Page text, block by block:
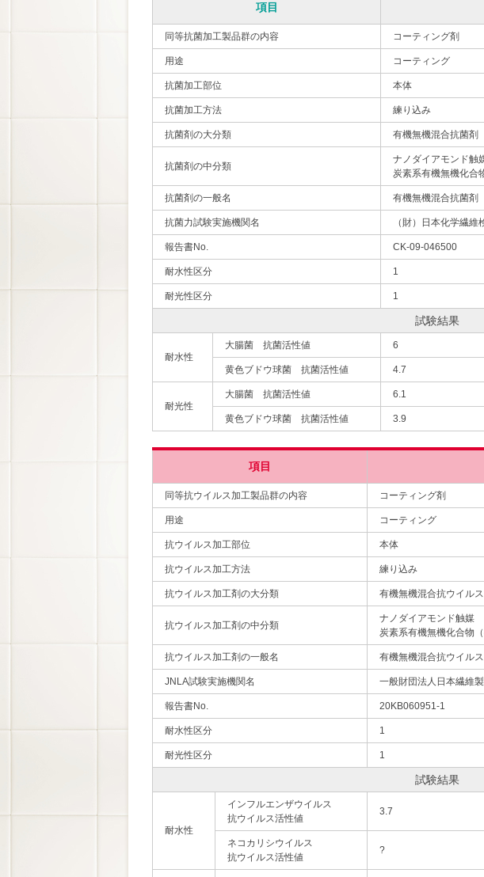
項目
同等抗菌加工製品群の内容 コーティング剤
用途 コーティング
抗菌加工部位 本体
抗菌加工方法 練り込み
抗菌剤の大分類 有機無機混合抗菌剤
抗菌剤の中分類
ナノダイアモンド触
炭素系有機無機化合
抗菌剤の一般名 有機無機混合抗菌剤
抗菌力試験実施機関名 （財）日本化学繊
報告書No. CK-09-046500
耐水性区分 1
耐光性区分 1
試験結果
耐水性
大腸菌 抗菌活性値 6
黄色ブドウ球菌 抗菌活性値 4.7
耐光性
大腸菌 抗菌活性値 6.1
黄色ブドウ球菌 抗菌活性値 3.9
項目
同等抗ウイルス加工製品群の内容 コーティング剤
用途 コーティング
抗ウイルス加工部位 本体
抗ウイルス加工方法 練り込み
抗ウイルス加工剤の大分類 有機無機混合抗ウイル
抗ウイルス加工剤の中分類
ナノダイアモンド触媒
炭素系有機無機化合物
抗ウイルス加工剤の一般名 有機無機混合抗ウイル
JNLA試験実施機関名 一般財団法人日本繊維
報告書No. 20KB060951-1
耐水性区分 1
耐光性区分 1
試験結果
耐水性
インフルエンザウイルス
抗ウイルス活性値
3.7
ネコカリシウイルス
抗ウイルス活性値
?